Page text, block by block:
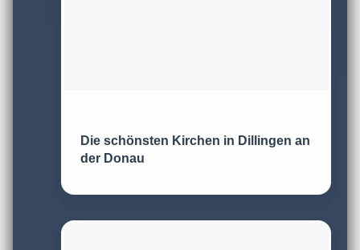
Die schönsten Kirchen in Dillingen an
der Donau